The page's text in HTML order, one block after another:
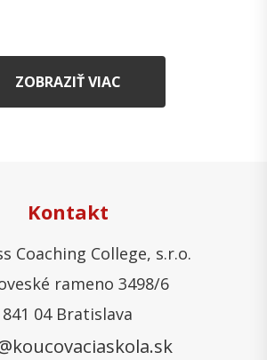
ZOBRAZIŤ VIAC
Kontakt
Coaching College, s.r.o.
rameno 3498/6
841 04 Bratislava